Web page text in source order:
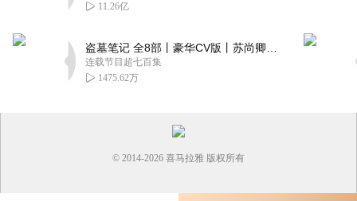
11.26亿
连载节目超七百集
1475.62万
© 2014-2026 喜马拉雅 版权所有